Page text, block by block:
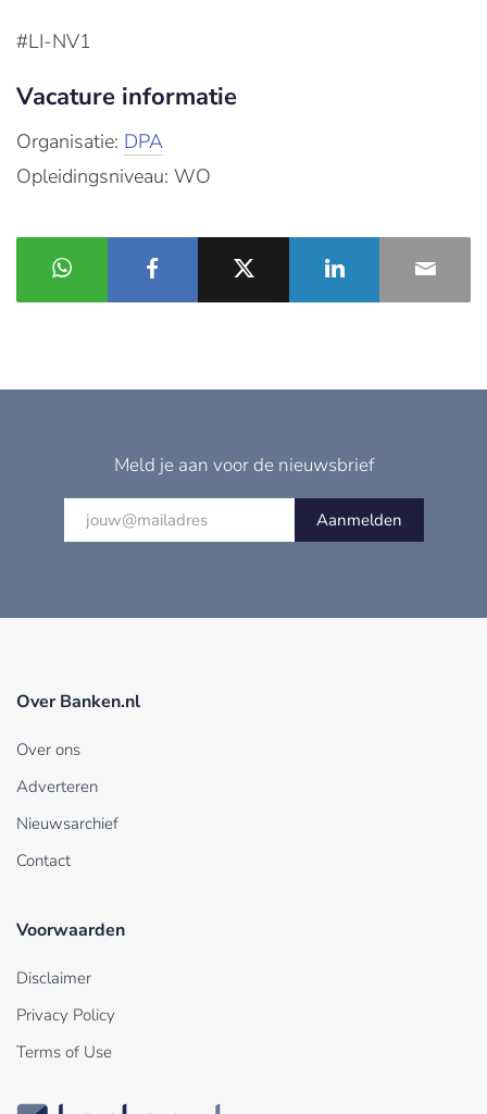
#LI-NV1
Vacature informatie
Organisatie: DPA
Opleidingsniveau: WO
Meld je aan voor de nieuwsbrief
Aanmelden
Over Banken.nl
Over ons
Adverteren
Nieuwsarchief
Contact
Voorwaarden
Disclaimer
Privacy Policy
Terms of Use